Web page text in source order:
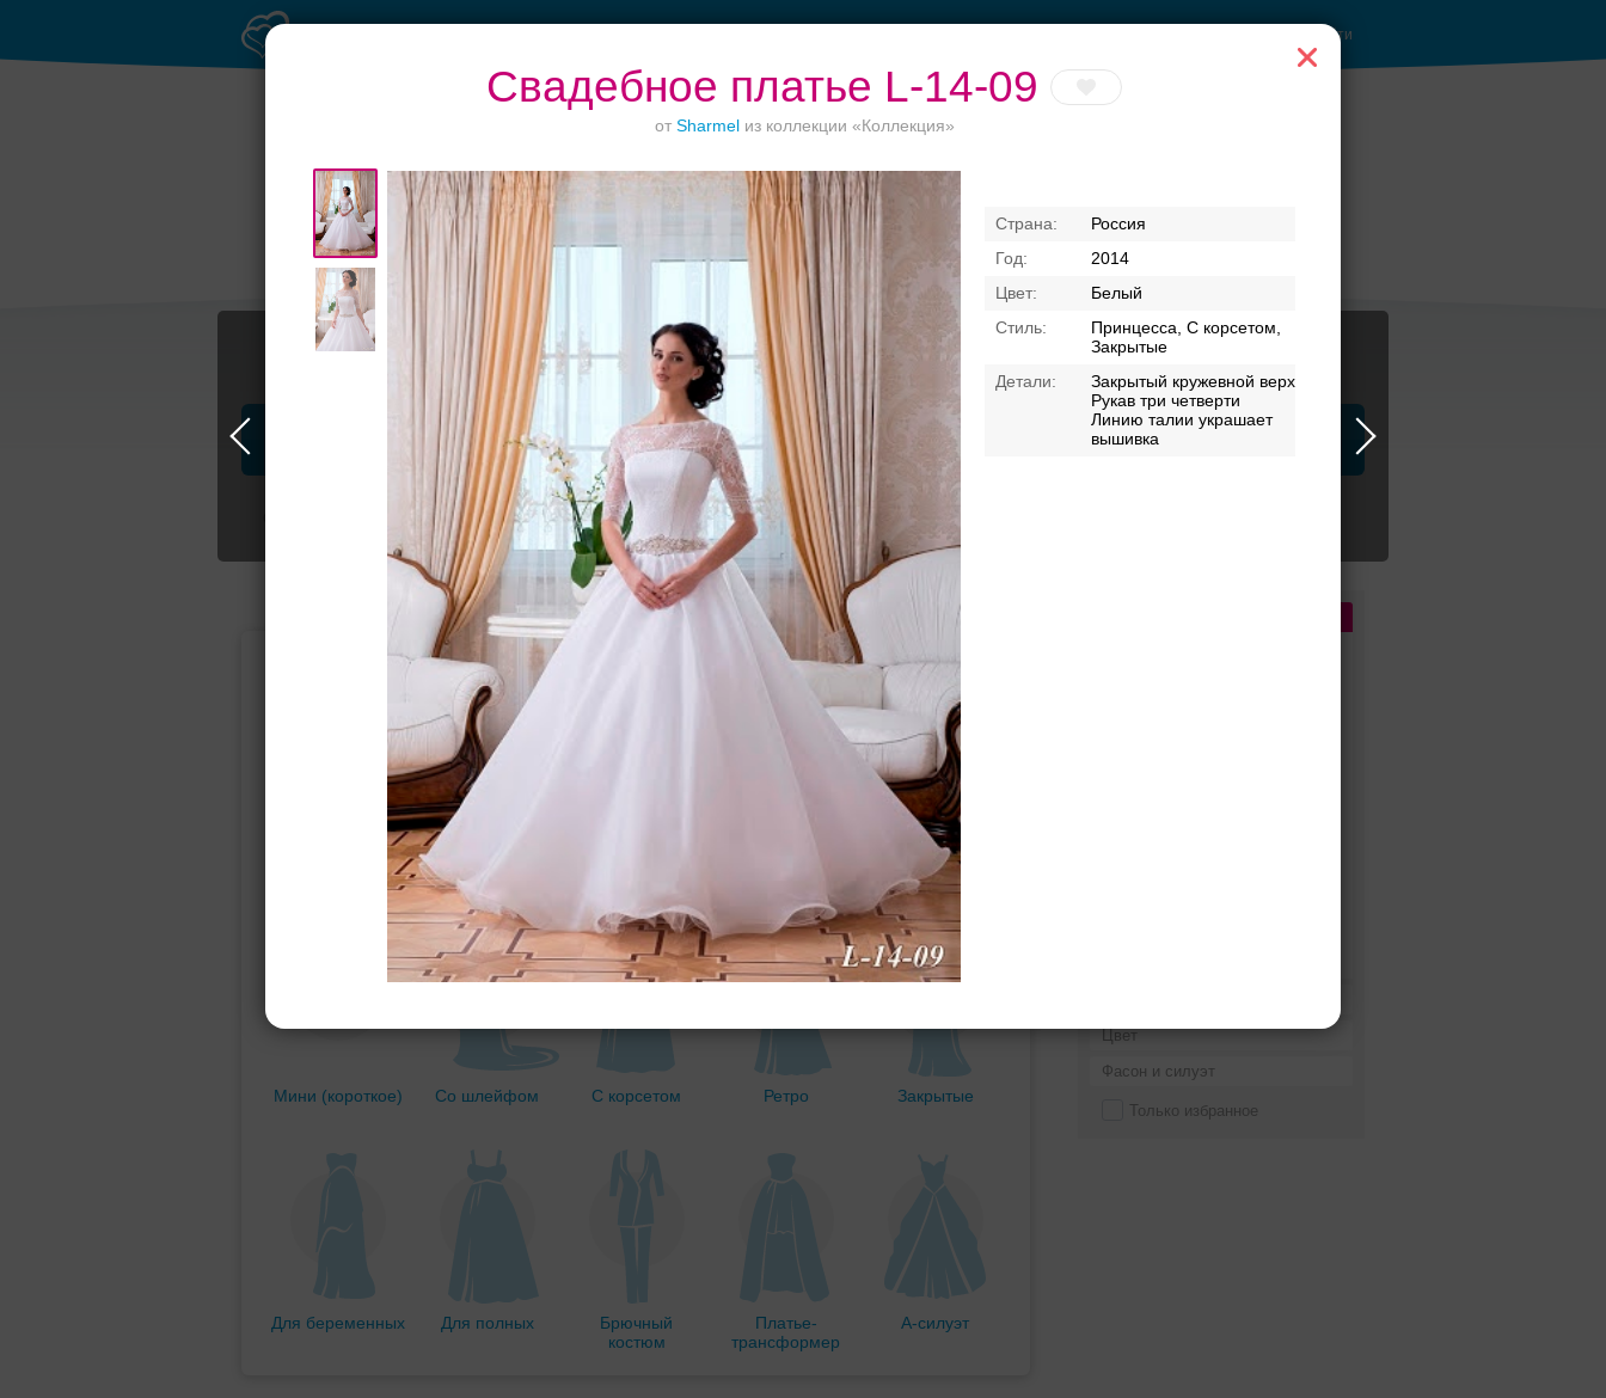
Свадебное платье L-14-09
от Sharmelиз коллекции «Коллекция»
Россия
2014
Белый
Принцесса, С корсетом,
Закрытые
Закрытый кружевной верх
Рукав три четверти
Линию талии украшает
вышивка
Войти
Банкет до 1500 руб.
Банкетные залы до
50 гостей
Петергофе
Профессионалы и услуги Свадебные платья Банкет Транспорт ЗАГСы
Цвет
Фасон и силуэт
Только избранное
Свадебные платья
Подбор свадебного платья
Бальное
Мини (короткое) Со шлейфом С корсетом Ретро Закрытые
Для беременных Для полных
Брючный
костюм
Платье-
трансформер
А-силуэт